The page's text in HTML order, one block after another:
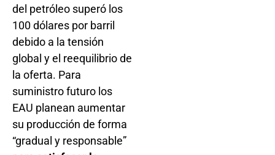
del petróleo superó los
100 dólares por barril
debido a la tensión
global y el reequilibrio de
la oferta. Para
suministro futuro los
EAU planean aumentar
su producción de forma
“gradual y responsable”